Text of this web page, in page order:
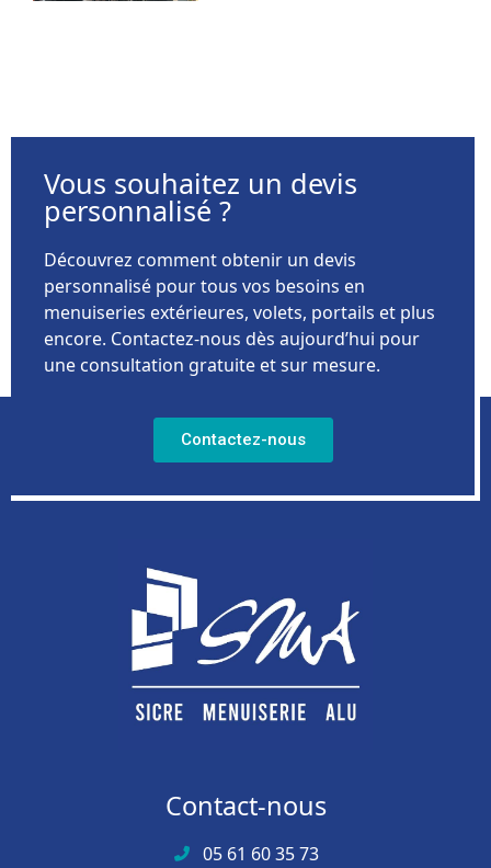
Vous souhaitez un devis
personnalisé ?
Découvrez comment obtenir un devis
personnalisé pour tous vos besoins en
menuiseries extérieures, volets, portails et plus
encore. Contactez-nous dès aujourd’hui pour
une consultation gratuite et sur mesure.
Contactez-nous
Contact-nous
05 61 60 35 73